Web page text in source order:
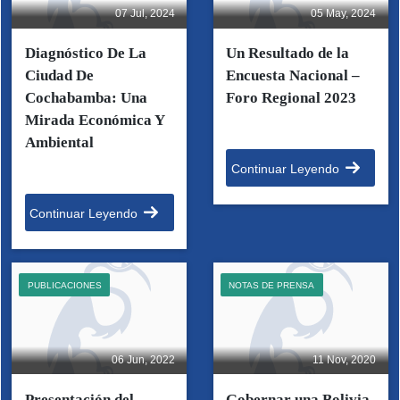
07 Jul, 2024
Diagnóstico De La
Ciudad De
Cochabamba: Una
Mirada Económica Y
Ambiental
Continuar Leyendo
05 May, 2024
Un Resultado de la
Encuesta Nacional –
Foro Regional 2023
Continuar Leyendo
06 Jun, 2022
PUBLICACIONES
11 Nov, 2020
NOTAS DE PRENSA